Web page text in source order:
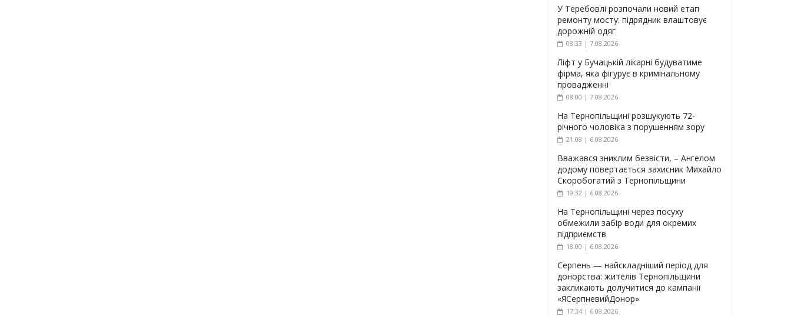
У Теребовлі розпочали новий етап
ремонту мосту: підрядник влаштовує
дорожній одяг
08:33 | 7.08.2026
Ліфт у Бучацькій лікарні будуватиме
фірма, яка фігурує в кримінальному
провадженні
08:00 | 7.08.2026
На Тернопільщині розшукують 72-
річного чоловіка з порушенням зору
21:08 | 6.08.2026
Вважався зниклим безвісти, – Ангелом
додому повертається захисник Михайло
Скоробогатий з Тернопільщини
19:32 | 6.08.2026
На Тернопільщині через посуху
обмежили забір води для окремих
підприємств
18:00 | 6.08.2026
Серпень — найскладніший період для
донорства: жителів Тернопільщини
закликають долучитися до кампанії
«ЯСерпневийДонор»
17:34 | 6.08.2026